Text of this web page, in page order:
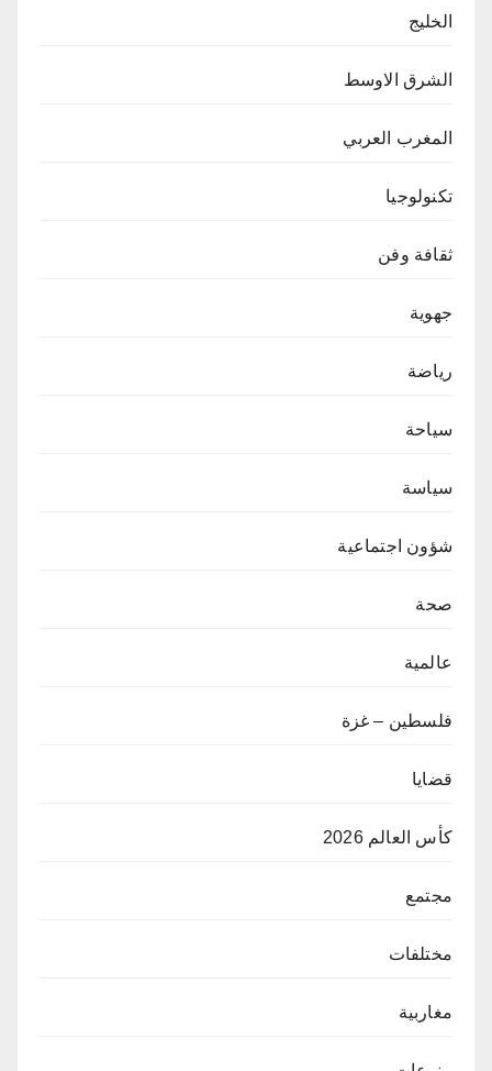
الخليج
الشرق الاوسط
المغرب العربي
تكنولوجيا
ثقافة وفن
جهوية
رياضة
سياحة
سياسة
شؤون اجتماعية
صحة
عالمية
فلسطين – غزة
قضايا
كأس العالم 2026
مجتمع
مختلفات
مغاربية